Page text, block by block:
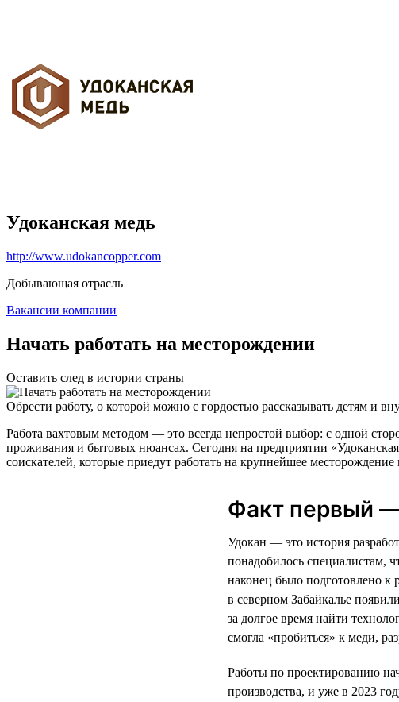
Удоканская медь
http://www.udokancopper.com
Добывающая отрасль
Вакансии компании
Начать работать на месторождении
Оставить след в истории страны
Обрести работу, о которой можно с гордостью рассказывать детям и
Работа вахтовым методом — это всегда непростой выбор: с одной
проживания и бытовых нюансах. Сегодня на предприятии
соискателей, которые приедут работать на крупнейшее
Факт первый
Удокан — это история
понадобилось специалистам,
наконец было подготовлено
в северном Забайкалье
за долгое время найти
смогла «пробиться» к меди,
Работы по проектированию
производства, и уже в 2023